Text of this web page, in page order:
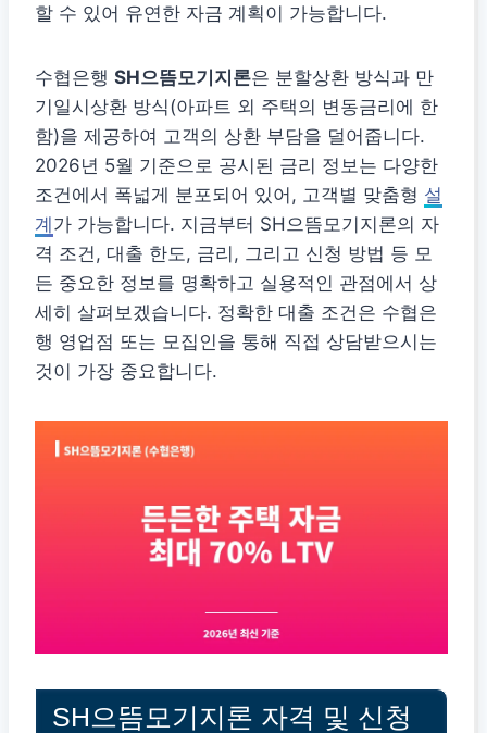
할 수 있어 유연한 자금 계획이 가능합니다.
수협은행 SH으뜸모기지론은 분할상환 방식과 만
기일시상환 방식(아파트 외 주택의 변동금리에 한
함)을 제공하여 고객의 상환 부담을 덜어줍니다.
2026년 5월 기준으로 공시된 금리 정보는 다양한
조건에서 폭넓게 분포되어 있어, 고객별 맞춤형 설
계가 가능합니다. 지금부터 SH으뜸모기지론의 자
격 조건, 대출 한도, 금리, 그리고 신청 방법 등 모
든 중요한 정보를 명확하고 실용적인 관점에서 상
세히 살펴보겠습니다. 정확한 대출 조건은 수협은
행 영업점 또는 모집인을 통해 직접 상담받으시는
것이 가장 중요합니다.
SH으뜸모기지론 자격 및 신청